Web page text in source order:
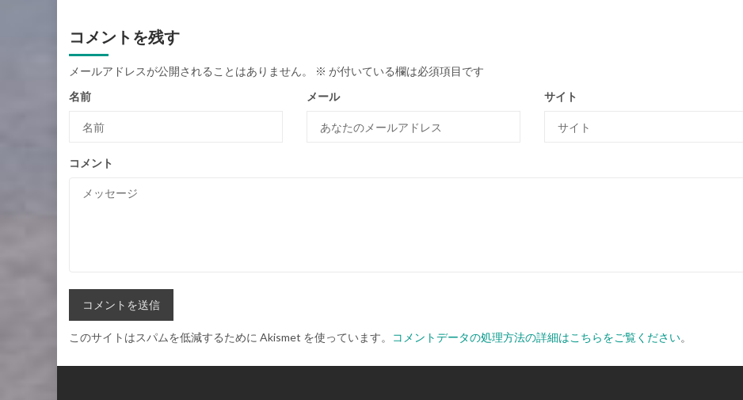
コメントを残す
メールアドレスが公開されることはありません。 ※ が付いている欄は必須項目です
名前 メール サイト
コメント
このサイトはスパムを低減するために Akismet を使っています。 コメントデータの処理方法の詳細はこちらをご覧ください。